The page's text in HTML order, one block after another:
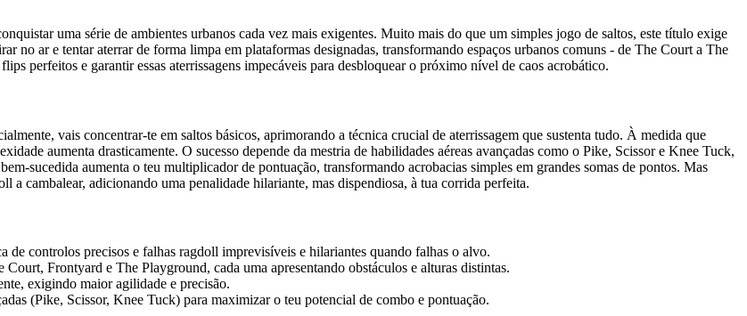
uma série de ambientes urbanos cada vez mais exigentes. Muito mais do que um simples jogo de saltos, este título exige
no ar e tentar aterrar de forma limpa em plataformas designadas, transformando espaços urbanos comuns - de The Court a The
perfeitos e garantir essas aterrissagens impecáveis para desbloquear o próximo nível de caos acrobático.
vais concentrar-te em saltos básicos, aprimorando a técnica crucial de aterrissagem que sustenta tudo. À medida que
aumenta drasticamente. O sucesso depende da mestria de habilidades aéreas avançadas como o Pike, Scissor e Knee Tuck,
sucedida aumenta o teu multiplicador de pontuação, transformando acrobacias simples em grandes somas de pontos. Mas
cambalear, adicionando uma penalidade hilariante, mas dispendiosa, à tua corrida perfeita.
de controlos precisos e falhas ragdoll imprevisíveis e hilariantes quando falhas o alvo.
Frontyard e The Playground, cada uma apresentando obstáculos e alturas distintas.
exigindo maior agilidade e precisão.
(Pike, Scissor, Knee Tuck) para maximizar o teu potencial de combo e pontuação.